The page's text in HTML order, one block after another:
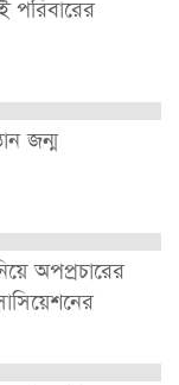
পরিবারের
জন্ম
অপপ্রচারের